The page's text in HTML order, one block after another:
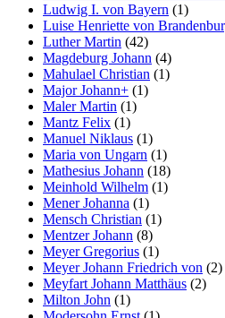
Ludwig I. von Bayern (1)
Luise Henriette von
Luther Martin (42)
Magdeburg Johann (4)
Mahulael Christian (1)
Major Johann+ (1)
Maler Martin (1)
Mantz Felix (1)
Manuel Niklaus (1)
Maria von Ungarn (1)
Mathesius Johann (18)
Meinhold Wilhelm (1)
Mener Johanna (1)
Mensch Christian (1)
Mentzer Johann (8)
Meyer Gregorius (1)
Meyer Johann Friedrich von (2)
Meyfart Johann Matthäus (2)
Milton John (1)